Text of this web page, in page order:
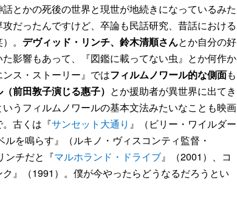
とかの死後の世界と現世が地続きになっているみた
だったんですけど、卒論も民話研究、昔話における
。 デヴィッド・リンチ、鈴木清順さんとか自分の好
影響もあって、『図鑑に載ってない虫』とか何作か
ス・ストーリー』ではフィルムノワール的な側面も
前田敦子演じる惠子） とか援助者が異世界に出てき
うフィルムノワールの基本文法みたいなことも映画
古くは『サンセット大通り 』（ビリー・ワイルダー
を鳴らす』（ルキノ・ヴィスコンティ監督・
ンチだと『マルホランド・ドライブ』（2001）、コ
』（1991）。僕が今やったらどうなるだろうとい